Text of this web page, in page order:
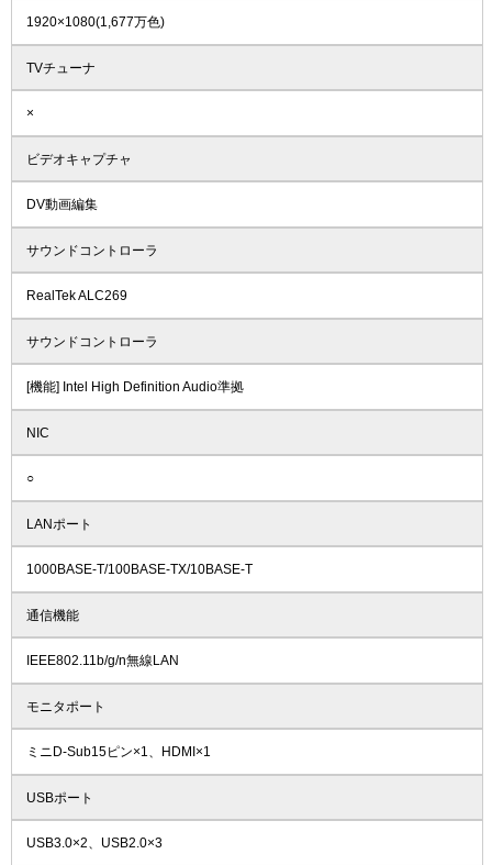
1920×1080(1,677万色)
TVチューナ
×
ビデオキャプチャ
DV動画編集
サウンドコントローラ
RealTek ALC269
サウンドコントローラ
[機能] Intel High Definition Audio準拠
NIC
○
LANポート
1000BASE-T/100BASE-TX/10BASE-T
通信機能
IEEE802.11b/g/n無線LAN
モニタポート
ミニD-Sub15ピン×1、HDMI×1
USBポート
USB3.0×2、USB2.0×3